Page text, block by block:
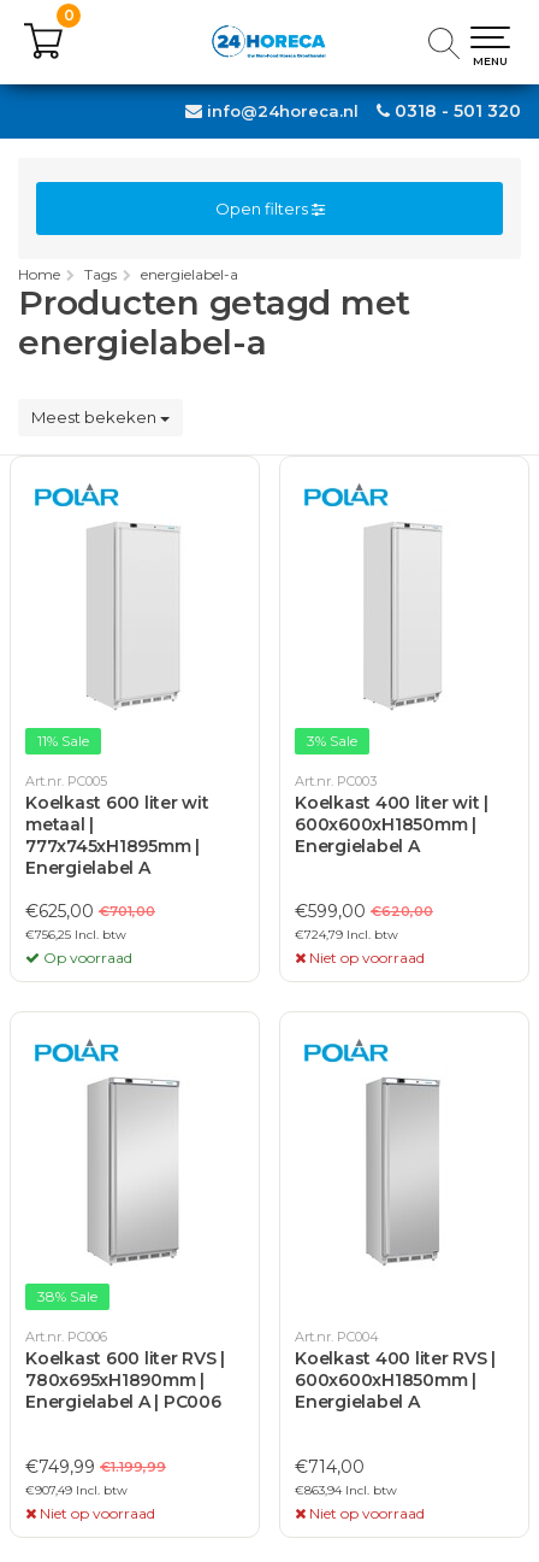
0318 - 501 320
info@24horeca.nl
0
MENU
0
MENU
Open filters
Home Tags energielabel-a
Producten getagd met
energielabel-a
Meest bekeken
11% Sale
Art.nr. PC005
Koelkast 600 liter wit
metaal |
777x745xH1895mm |
Energielabel A
€625,00 €701,00
€756,25 Incl. btw
Op voorraad
3% Sale
Art.nr. PC003
Koelkast 400 liter wit |
600x600xH1850mm |
Energielabel A
€599,00 €620,00
€724,79 Incl. btw
Niet op voorraad
38% Sale
Art.nr. PC006
Koelkast 600 liter RVS |
780x695xH1890mm |
Energielabel A | PC006
€749,99 €1.199,99
€907,49 Incl. btw
Niet op voorraad
Art.nr. PC004
Koelkast 400 liter RVS |
600x600xH1850mm |
Energielabel A
€714,00
€863,94 Incl. btw
Niet op voorraad